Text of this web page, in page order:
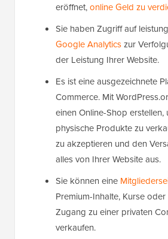
eröffnet,online Geld zu
Sie haben Zugriff auf
Google Analyticszur
der Leistung Ihrer Website.
Es ist eine ausgezeichnete
Commerce. Mit
einen Online-Shop
physische Produkte zu
zu akzeptieren und den
alles von Ihrer Website aus.
Sie können eine
Premium-Inhalte, Kurse
Zugang zu einer privaten
verkaufen.